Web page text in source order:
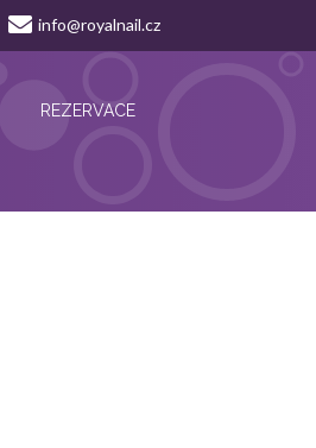
info@royalnail.cz
REZERVACE